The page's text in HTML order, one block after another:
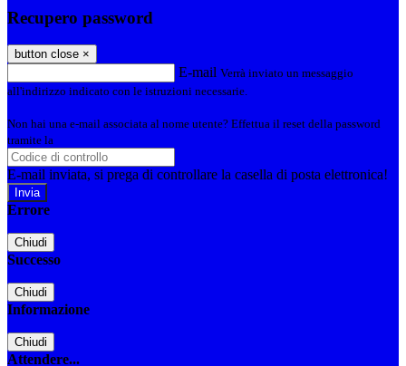
Recupero password
button close ×
E-mail Verrà inviato un messaggio
all'indirizzo indicato con le istruzioni necessarie.
Non hai una e-mail associata al nome utente? Effettua il reset della password
tramite la
E-mail inviata, si prega di controllare la casella di posta elettronica!
Errore
Chiudi
Successo
Chiudi
Informazione
Chiudi
Attendere...